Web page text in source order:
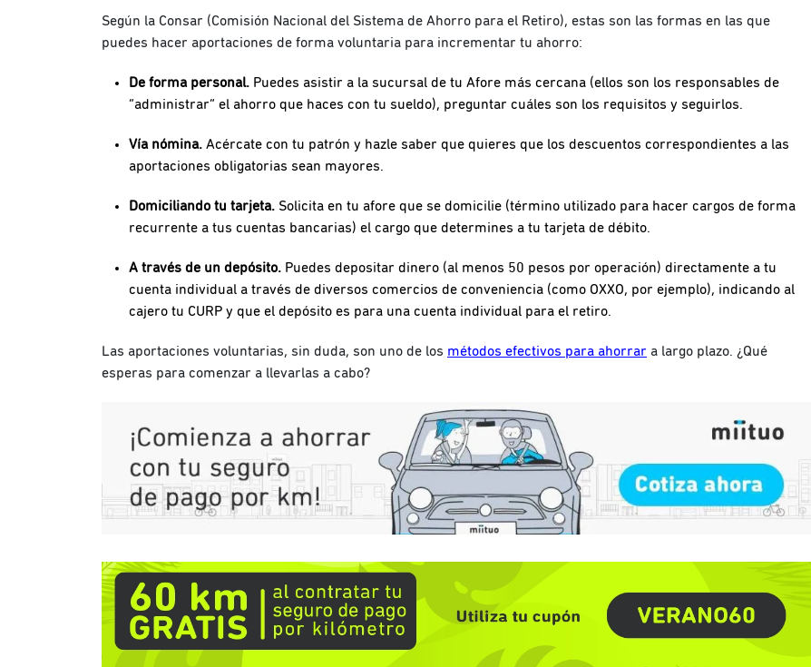
Según la Consar (Comisión Nacional del Sistema de Ahorro para el Retiro), estas son las formas en las que
puedes hacer aportaciones de forma voluntaria para incrementar tu ahorro:
De forma personal. Puedes asistir a la sucursal de tu Afore más cercana (ellos son los responsables de
“administrar” el ahorro que haces con tu sueldo), preguntar cuáles son los requisitos y seguirlos.
Vía nómina. Acércate con tu patrón y hazle saber que quieres que los descuentos correspondientes a las
aportaciones obligatorias sean mayores.
Domiciliando tu tarjeta. Solicita en tu afore que se domicilie (término utilizado para hacer cargos de forma
recurrente a tus cuentas bancarias) el cargo que determines a tu tarjeta de débito.
A través de un depósito. Puedes depositar dinero (al menos 50 pesos por operación) directamente a tu
cuenta individual a través de diversos comercios de conveniencia (como OXXO, por ejemplo), indicando al
cajero tu CURP y que el depósito es para una cuenta individual para el retiro.
Las aportaciones voluntarias, sin duda, son uno de los métodos efectivos para ahorrar a largo plazo. ¿Qué
esperas para comenzar a llevarlas a cabo?